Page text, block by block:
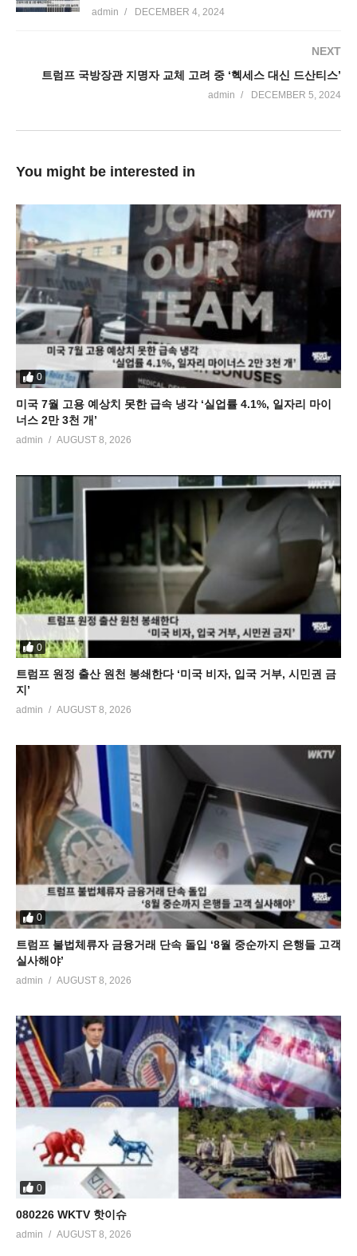
admin DECEMBER 4, 2024
NEXT
트럼프 국방장관 지명자 교체 고려 중 ‘헥세스 대신 드산티스’
admin DECEMBER 5, 2024
You might be interested in
0
미국 7월 고용 예상치 못한 급속 냉각 ‘실업률 4.1%, 일자리 마이
너스 2만 3천 개’
admin AUGUST 8, 2026
0
트럼프 원정 출산 원천 봉쇄한다 ‘미국 비자, 입국 거부, 시민권 금
지’
admin AUGUST 8, 2026
0
트럼프 불법체류자 금융거래 단속 돌입 ‘8월 중순까지 은행들 고객
실사해야’
admin AUGUST 8, 2026
0
080226 WKTV 핫이슈
admin AUGUST 8, 2026